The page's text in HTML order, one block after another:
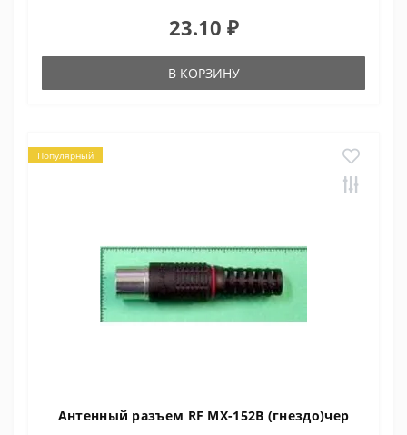
23.10 ₽
В КОРЗИНУ
Популярный
Антенный разъем RF MX-152B (гнездо)чер